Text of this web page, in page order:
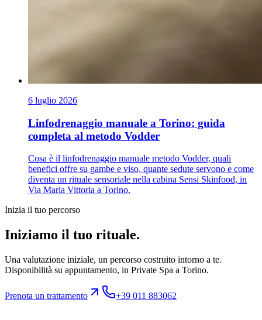
6 luglio 2026
Linfodrenaggio manuale a Torino: guida
completa al metodo Vodder
Cosa è il linfodrenaggio manuale metodo Vodder, quali
benefici offre su gambe e viso, quante sedute servono e come
diventa un rituale sensoriale nella cabina Sensi Skinfood, in
Via Maria Vittoria a Torino.
Inizia il tuo percorso
Iniziamo il tuo rituale.
Una valutazione iniziale, un percorso costruito intorno a te.
Disponibilità su appuntamento, in Private Spa a Torino.
Prenota un trattamento +39 011 883062